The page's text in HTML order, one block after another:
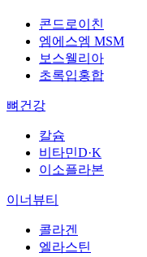
콘드로이친
엠에스엠 MSM
보스웰리아
초록입홍합
뼈건강
칼슘
비타민D·K
이소플라본
이너뷰티
콜라겐
엘라스틴